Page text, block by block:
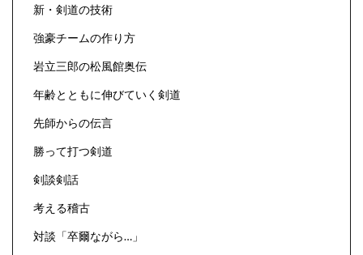
新・剣道の技術
強豪チームの作り方
岩立三郎の松風館奥伝
年齢とともに伸びていく剣道
先師からの伝言
勝って打つ剣道
剣談剣話
考える稽古
対談「卒爾ながら…」